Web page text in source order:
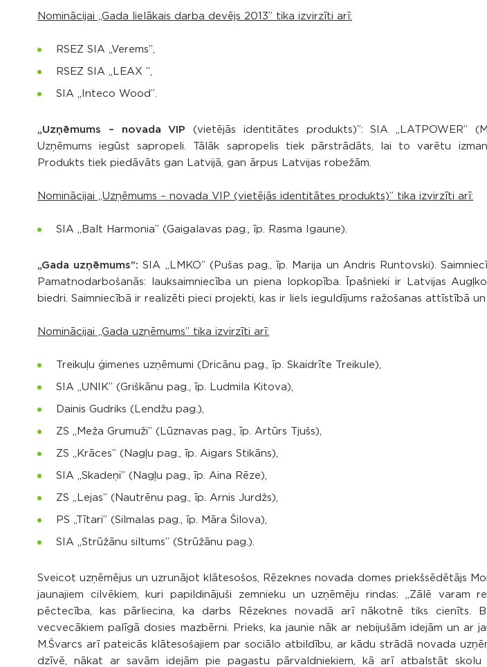
Nominācijai „Gada lielākais darba devējs 2013” tika izvirzīti arī:
RSEZ SIA „Verems”,
RSEZ SIA „LEAX ”,
SIA „Inteco Wood”.
„Uzņēmums – novada VIP (vietējās identitātes produkts)”: SIA „LATPOWER”
Uzņēmums iegūst sapropeli. Tālāk sapropelis tiek pārstrādāts, lai to varētu
Produkts tiek piedāvāts gan Latvijā, gan ārpus Latvijas robežām.
Nominācijai „Uzņēmums – novada VIP (vietējās identitātes produkts)” tika izvirzīti arī:
SIA „Balt Harmonia” (Gaigalavas pag., īp. Rasma Igaune).
„Gada uzņēmums”: SIA „LMKO” (Pušas pag., īp. Marija un Andris Runtovski).
Pamatnodarbošanās: lauksaimniecība un piena lopkopība. Īpašnieki ir Latvijas
biedri. Saimniecībā ir realizēti pieci projekti, kas ir liels ieguldījums ražošanas attīstībā
Nominācijai „Gada uzņēmums” tika izvirzīti arī:
Treikuļu ģimenes uzņēmumi (Dricānu pag., īp. Skaidrīte Treikule),
SIA „UNIK” (Griškānu pag., īp. Ludmila Kitova),
Dainis Gudriks (Lendžu pag.),
ZS „Meža Grumuži” (Lūznavas pag., īp. Artūrs Tjušs),
ZS „Krāces” (Nagļu pag., īp. Aigars Stikāns),
SIA „Skadeņi” (Nagļu pag., īp. Aina Rēze),
ZS „Lejas” (Nautrēnu pag., īp. Arnis Jurdžs),
PS „Tītari” (Silmalas pag., īp. Māra Šilova),
SIA „Strūžānu siltums” (Strūžānu pag.).
Sveicot uzņēmējus un uzrunājot klātesošos, Rēzeknes novada domes priekšsēdētājs
jaunajiem cilvēkiem, kuri papildinājuši zemnieku un uzņēmēju rindas: „Zālē varam
pēctecība, kas pārliecina, ka darbs Rēzeknes novadā arī nākotnē tiks cienīts.
vecvecākiem palīgā dosies mazbērni. Prieks, ka jaunie nāk ar nebijušām idejām un ar
M.Švarcs arī pateicās klātesošajiem par sociālo atbildību, ar kādu strādā novada
dzīvē, nākat ar savām idejām pie pagastu pārvaldniekiem, kā arī atbalstāt